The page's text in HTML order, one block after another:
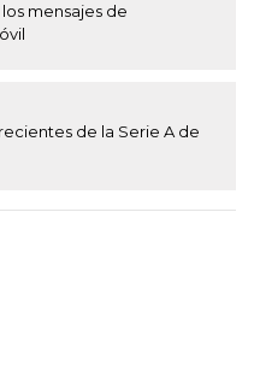
mensajes de
de la Serie A de